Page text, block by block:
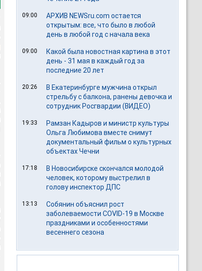
09:00
АРХИВ NEWSru.com остается
открытым: все, что было в любой
день в любой год с начала века
09:00
Какой была новостная картина в этот
день - 31 мая в каждый год за
последние 20 лет
20:26
В Екатеринбурге мужчина открыл
стрельбу с балкона, ранены девочка и
сотрудник Росгвардии (ВИДЕО)
19:33
Рамзан Кадыров и министр культуры
Ольга Любимова вместе снимут
документальный фильм о культурных
объектах Чечни
17:18
В Новосибирске скончался молодой
человек, которому выстрелил в
голову инспектор ДПС
13:13
Собянин объяснил рост
заболеваемости COVID-19 в Москве
праздниками и особенностями
весеннего сезона